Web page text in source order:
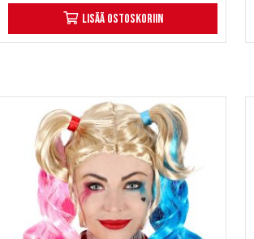
Lisää ostoskoriin